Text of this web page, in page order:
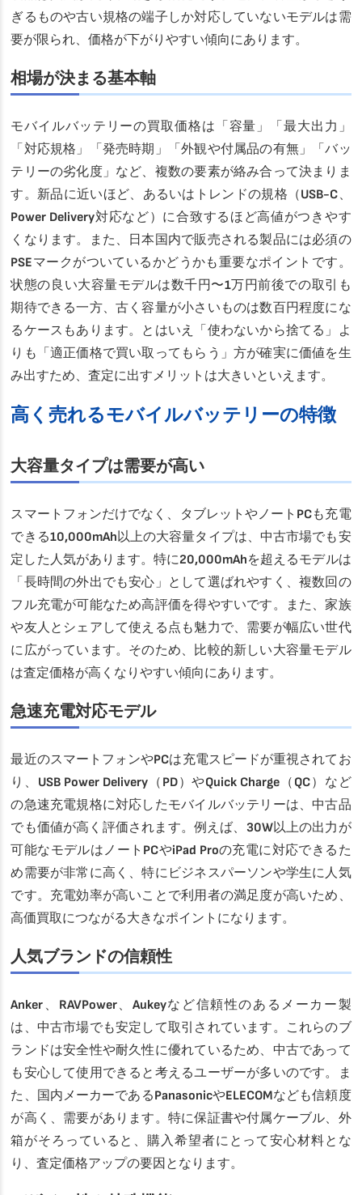
ぎるものや古い規格の端子しか対応していないモデルは需
要が限られ、価格が下がりやすい傾向にあります。
相場が決まる基本軸
モバイルバッテリーの買取価格は「容量」「最大出力」
「対応規格」「発売時期」「外観や付属品の有無」「バッ
テリーの劣化度」など、複数の要素が絡み合って決まりま
す。新品に近いほど、あるいはトレンドの規格（USB-C、
Power Delivery対応など）に合致するほど高値がつきやす
くなります。また、日本国内で販売される製品には必須の
PSEマークがついているかどうかも重要なポイントです。
状態の良い大容量モデルは数千円〜1万円前後での取引も
期待できる一方、古く容量が小さいものは数百円程度にな
るケースもあります。とはいえ「使わないから捨てる」よ
りも「適正価格で買い取ってもらう」方が確実に価値を生
み出すため、査定に出すメリットは大きいといえます。
高く売れるモバイルバッテリーの特徴
大容量タイプは需要が高い
スマートフォンだけでなく、タブレットやノートPCも充電
できる10,000mAh以上の大容量タイプは、中古市場でも安
定した人気があります。特に20,000mAhを超えるモデルは
「長時間の外出でも安心」として選ばれやすく、複数回の
フル充電が可能なため高評価を得やすいです。また、家族
や友人とシェアして使える点も魅力で、需要が幅広い世代
に広がっています。そのため、比較的新しい大容量モデル
は査定価格が高くなりやすい傾向にあります。
急速充電対応モデル
最近のスマートフォンやPCは充電スピードが重視されてお
り、USB Power Delivery（PD）やQuick Charge（QC）など
の急速充電規格に対応したモバイルバッテリーは、中古品
でも価値が高く評価されます。例えば、30W以上の出力が
可能なモデルはノートPCやiPad Proの充電に対応できるた
め需要が非常に高く、特にビジネスパーソンや学生に人気
です。充電効率が高いことで利用者の満足度が高いため、
高価買取につながる大きなポイントになります。
人気ブランドの信頼性
Anker、RAVPower、Aukeyなど信頼性のあるメーカー製
は、中古市場でも安定して取引されています。これらのブ
ランドは安全性や耐久性に優れているため、中古であって
も安心して使用できると考えるユーザーが多いのです。ま
た、国内メーカーであるPanasonicやELECOMなども信頼度
が高く、需要があります。特に保証書や付属ケーブル、外
箱がそろっていると、購入希望者にとって安心材料とな
り、査定価格アップの要因となります。